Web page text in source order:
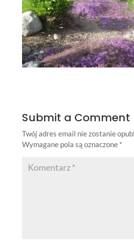
Submit a Comment
Twój adres email nie zostanie
Wymagane pola są oznaczone *